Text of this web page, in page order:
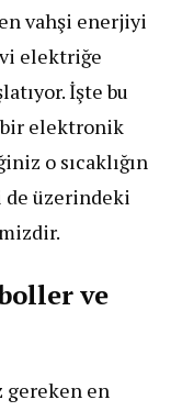
vahşi enerjiyi
elektriğe
İşte bu
bir elektronik
o sıcaklığın
de üzerindeki
ve
gereken en